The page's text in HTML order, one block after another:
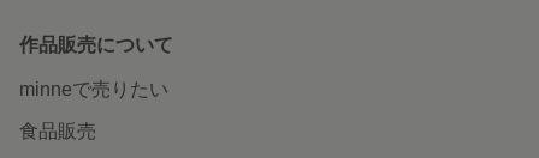
作品販売について
minneで売りたい
食品販売